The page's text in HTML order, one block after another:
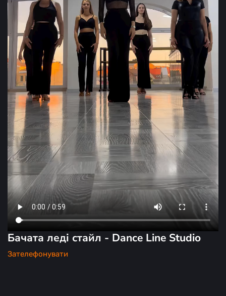
Бачата леді стайл - Dance Line Studio
Зателефонувати